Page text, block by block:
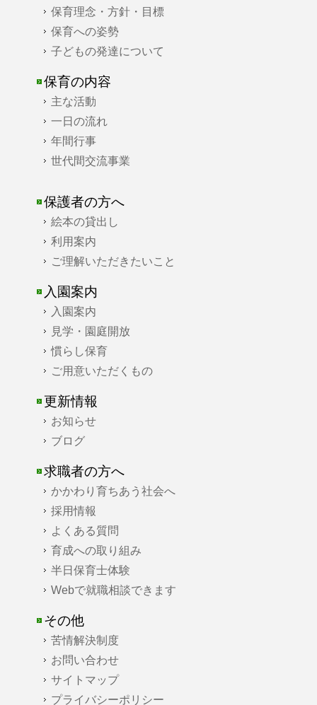
保育理念・方針・目標
保育への姿勢
子どもの発達について
保育の内容
主な活動
一日の流れ
年間行事
世代間交流事業
保護者の方へ
絵本の貸出し
利用案内
ご理解いただきたいこと
入園案内
入園案内
見学・園庭開放
慣らし保育
ご用意いただくもの
更新情報
お知らせ
ブログ
求職者の方へ
かかわり育ちあう社会へ
採用情報
よくある質問
育成への取り組み
半日保育士体験
Webで就職相談できます
その他
苦情解決制度
お問い合わせ
サイトマップ
プライバシーポリシー